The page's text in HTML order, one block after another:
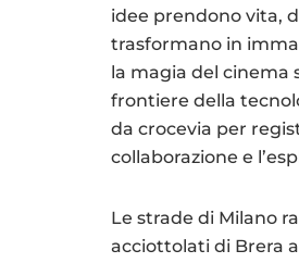
idee prendono vita,
trasformano in
la magia del cinema
frontiere della
da crocevia per
collaborazione e
Le strade di Milano
acciottolati di Brera